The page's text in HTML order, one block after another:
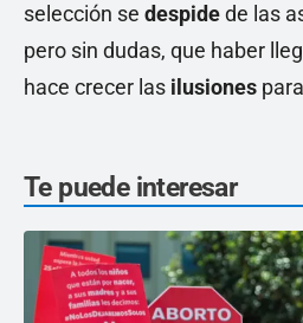
selección se despidede las
pero sin dudas, que haber
hace crecer las ilusiones
Te puede interesar